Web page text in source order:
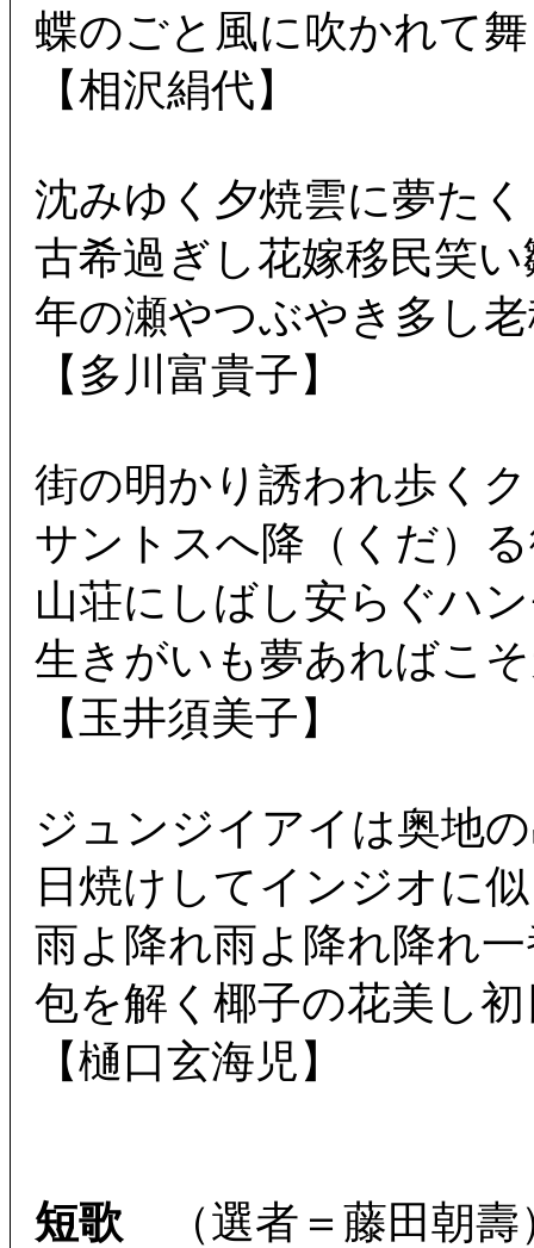
蝶のごと風に吹かれて
【相沢絹代】
沈みゆく夕焼雲に夢た
古希過ぎし花嫁移民笑い
年の瀬やつぶやき多し
【多川富貴子】
街の明かり誘われ歩く
サントスへ降（くだ）
山荘にしばし安らぐハ
生きがいも夢あればこ
【玉井須美子】
ジュンジイアイは奥地
日焼けしてインジオに
雨よ降れ雨よ降れ降れ
包を解く椰子の花美し
【樋口玄海児】
短歌 （選者＝藤田朝壽